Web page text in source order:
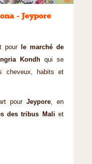
- Jeypore
pour
le marché de
Kondhqui se
cheveux, habits et
pour Jeypore, en
des tribus Mali et